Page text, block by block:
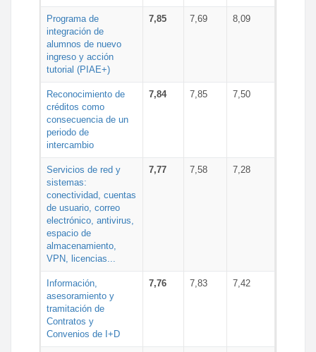
Programa de
integración de
alumnos de nuevo
ingreso y acción
tutorial (PIAE+)
7,85 7,69 8,09
Reconocimiento de
créditos como
consecuencia de un
periodo de
intercambio
7,84 7,85 7,50
Servicios de red y
sistemas:
conectividad, cuentas
de usuario, correo
electrónico, antivirus,
espacio de
almacenamiento,
VPN, licencias...
7,77 7,58 7,28
Información,
asesoramiento y
tramitación de
Contratos y
Convenios de I+D
7,76 7,83 7,42